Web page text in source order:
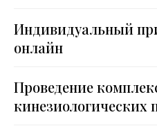
Индивидуальный
онлайн
Проведение
кинезиологических